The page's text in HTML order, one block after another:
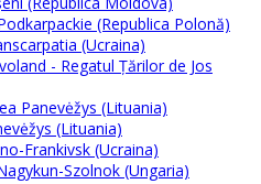
(Republica Polonă)
(Ucraina)
- Regatul Ţărilor de Jos
Panevėžys (Lituania)
(Lituania)
Frankivsk (Ucraina)
Szolnok (Ungaria)